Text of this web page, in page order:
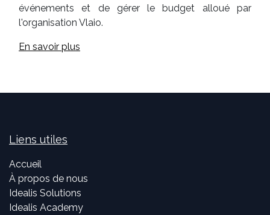
événements et de gérer le budget alloué par
l'organisation Vlaio.
En savoir plus
Liens utiles
Accueil
À propos de nous
Idealis Solutions
Idealis Academy